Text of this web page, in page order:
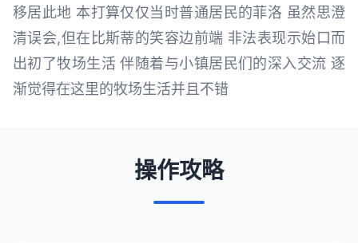
移居此地 本打算仅仅当时普通居民的菲洛 虽然思澄
清误会,但在比斯蒂的笑容边前端 非法表现示始口而
出初了牧场生活 伴随着与小镇居民们的深入交流 逐
渐觉得在这里的牧场生活并且不错
操作攻略